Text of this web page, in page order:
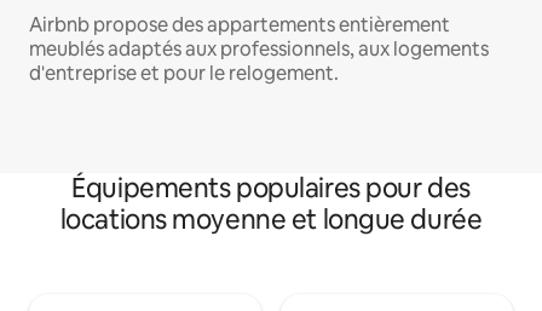
Airbnb propose des appartements entièrement
meublés adaptés aux professionnels, aux logements
d'entreprise et pour le relogement.
Équipements populaires pour des
locations moyenne et longue durée